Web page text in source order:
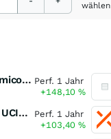
wählen
iShares MSCI Global Semiconductors UCITS ETF USD (Acc) Perf. 1 Jahr
+148,10%
Global X Copper Miners UCITS ETF USD Acc
Perf. 1 Jahr
+103,40%